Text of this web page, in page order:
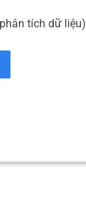
tích dữ liệu)